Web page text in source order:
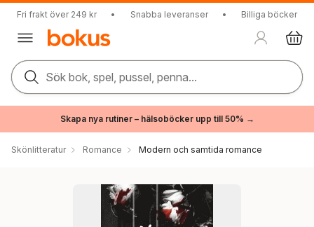
Fri frakt över 249 kr • Snabba leveranser • Billiga böcker
Sök bok, spel, pussel, penna...
Skapa nya rutiner – hälsoböcker upp till 50% →
Skönlitteratur Romance Modern och samtida romance